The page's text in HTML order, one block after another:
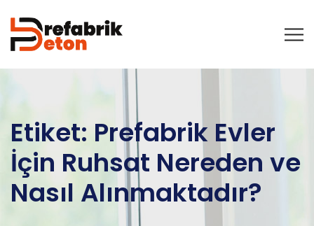
Etiket: Prefabrik Evler
İçin Ruhsat Nereden ve
Nasıl Alınmaktadır?